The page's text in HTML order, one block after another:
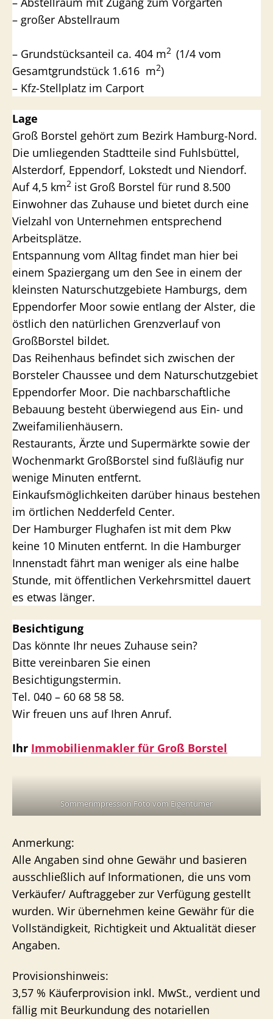
– großer Abstellraum
– Grundstücksanteil ca. 404 m2 (1/4 vom
Gesamtgrundstück 1.616 m2)
– Kfz-Stellplatz im Carport
Lage
Groß Borstel gehört zum Bezirk Hamburg-Nord.
Die umliegenden Stadtteile sind Fuhlsbüttel,
Alsterdorf, Eppendorf, Lokstedt und Niendorf.
Auf 4,5 km2 ist Groß Borstel für rund 8.500
Einwohner das Zuhause und bietet durch eine
Vielzahl von Unternehmen entsprechend
Arbeitsplätze.
Entspannung vom Alltag findet man hier bei
einem Spaziergang um den See in einem der
kleinsten Naturschutzgebiete Hamburgs, dem
Eppendorfer Moor sowie entlang der Alster, die
östlich den natürlichen Grenzverlauf von
GroßBorstel bildet.
Das Reihenhaus befindet sich zwischen der
Borsteler Chaussee und dem Naturschutzgebiet
Eppendorfer Moor. Die nachbarschaftliche
Bebauung besteht überwiegend aus Ein- und
Zweifamilienhäusern.
Restaurants, Ärzte und Supermärkte sowie der
Wochenmarkt GroßBorstel sind fußläufig nur
wenige Minuten entfernt.
Einkaufsmöglichkeiten darüber hinaus bestehen
im örtlichen Nedderfeld Center.
Der Hamburger Flughafen ist mit dem Pkw
keine 10 Minuten entfernt. In die Hamburger
Innenstadt fährt man weniger als eine halbe
Stunde, mit öffentlichen Verkehrsmittel dauert
es etwas länger.
Besichtigung
Das könnte Ihr neues Zuhause sein?
Bitte vereinbaren Sie einen
Besichtigungstermin.
Tel. 040 – 60 68 58 58.
Wir freuen uns auf Ihren Anruf.
Ihr Immobilienmakler für Groß Borstel
Sommerimpression Foto vom Eigentümer
Anmerkung:
Alle Angaben sind ohne Gewähr und basieren
ausschließlich auf Informationen, die uns vom
Verkäufer/ Auftraggeber zur Verfügung gestellt
wurden. Wir übernehmen keine Gewähr für die
Vollständigkeit, Richtigkeit und Aktualität dieser
Angaben.
Provisionshinweis:
3,57 % Käuferprovision inkl. MwSt., verdient und
fällig mit Beurkundung des notariellen